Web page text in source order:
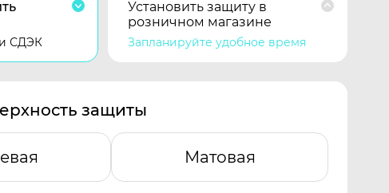
СДЭК
Установить защиту в
розничном магазине
Запланируйте удобное время
защиты
Матовая